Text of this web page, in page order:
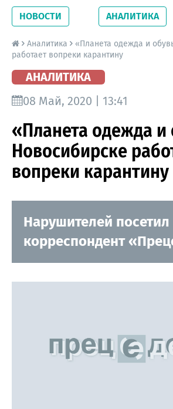
Новосибирской области.
новости на сайте сетевого
Precedent.
НОВОСТИ АНАЛИТИКА
Аналитика
«Планета одежда и
работает вопреки карантину
АНАЛИТИКА
08 Май, 2020 | 13:41
«Планета одежда и
Новосибирске
вопреки карантину
Нарушителей посетил
корреспондент